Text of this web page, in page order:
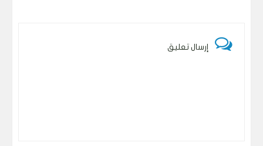
إرسال تعليق